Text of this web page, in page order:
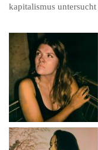
kapitalismus